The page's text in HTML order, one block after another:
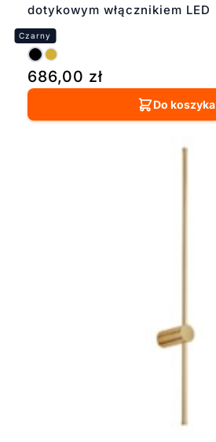
dotykowym włącznikiem LED
686,00 zł
Do koszyka